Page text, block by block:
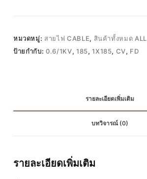
หมวดหมู่: สายไฟ CABLE, สินค้าทั้งหมด ALL
ป้ายกำกับ:0.6/1KV, 185,1X185, CV, FD
รายละเอียดเพิ่มเติม
บทวิจารณ์ (0)
รายละเอียดเพิ่มเติม